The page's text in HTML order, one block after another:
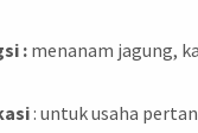
: menanam jagung,
: untuk usaha